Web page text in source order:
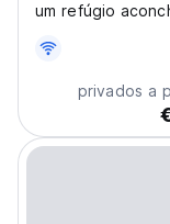
um refúgio
atividades ao ar
dos melhores
privados a